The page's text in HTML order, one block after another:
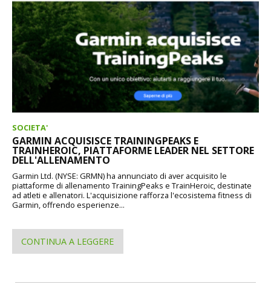
SOCIETA'
GARMIN ACQUISISCE TRAININGPEAKS E
TRAINHEROIC, PIATTAFORME LEADER NEL SETTORE
DELL'ALLENAMENTO
Garmin Ltd. (NYSE: GRMN) ha annunciato di aver acquisito le
piattaforme di allenamento TrainingPeaks e TrainHeroic, destinate
ad atleti e allenatori. L'acquisizione rafforza l'ecosistema fitness di
Garmin, offrendo esperienze...
CONTINUA A LEGGERE